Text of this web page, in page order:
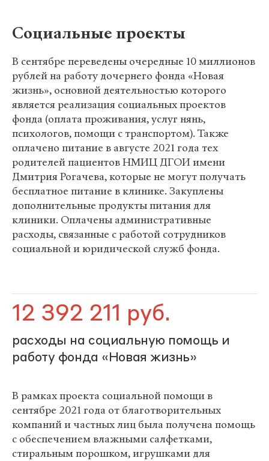
Социальные проекты
В сентябре переведены очередные 10 миллионов
рублей на работу дочернего фонда «Новая
жизнь», основной деятельностью которого
является реализация социальных проектов
фонда (оплата проживания, услуг нянь,
психологов, помощи с транспортом). Также
оплачено питание в августе 2021 года тех
родителей пациентов НМИЦ ДГОИ имени
Дмитрия Рогачева, которые не могут получать
бесплатное питание в клинике. Закуплены
дополнительные продукты питания для
клиники. Оплачены административные
расходы, связанные с работой сотрудников
социальной и юридической служб фонда.
12 392 211 руб.
расходы на социальную помощь и
работу фонда «Новая жизнь»
В рамках проекта социальной помощи в
сентябре 2021 года от благотворительных
компаний и частных лиц была получена помощь
с обеспечением влажными салфетками,
стиральным порошком, игрушками для